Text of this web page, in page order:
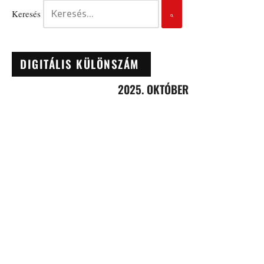
Keresés
DIGITÁLIS KÜLÖNSZÁM
2025. OKTÓBER